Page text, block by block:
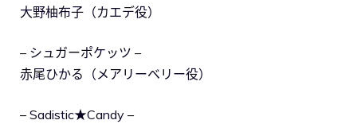
大野柚布子（カエデ役）
– シュガーポケッツ –
赤尾ひかる（メアリーベリー役）
– Sadistic★Candy –